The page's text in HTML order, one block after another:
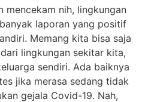
mencekam nih, lingkungan
laporan yang positif
Memang kita bisa saja
lingkungan sekitar kita,
sendiri. Ada baiknya
jika merasa sedang tidak
gejala Covid-19. Nah,